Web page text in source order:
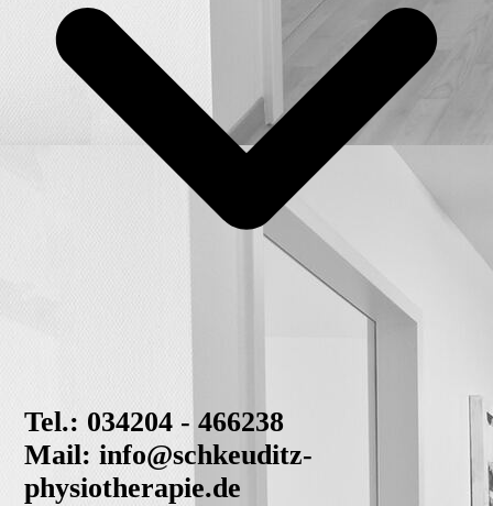
Tel.: 034204 - 466238
Mail: info@schkeuditz-
physiotherapie.de